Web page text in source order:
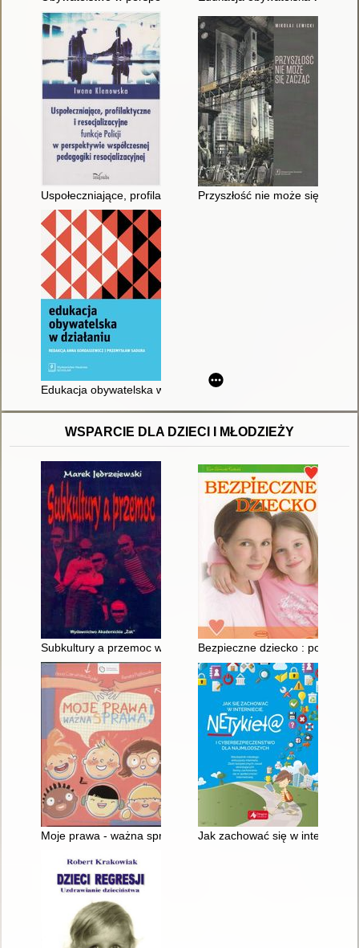
Uspołeczniające, profilaktyczne i resocjalizacyjne funkcje
Przyszłość nie może się
Edukacja obywatelska w działaniu
WSPARCIE DLA DZIECI I MŁODZIEŻY
Subkultury a przemoc w perspektywie psychoedukacji,
Bezpieczne dziecko : poradnik
Moje prawa - ważna sprawa! Jak zachować się w internecie